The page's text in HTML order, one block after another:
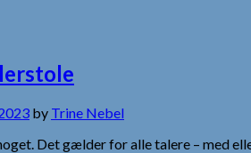
by Trine Nebel
Det gælder for alle talere – med